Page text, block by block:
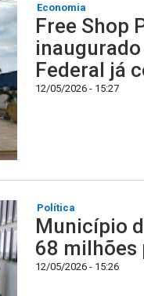
Economia
Free Shop
Federal já
12/05/2026 - 15:27
Política
Município
68 milhões
12/05/2026 - 15:26